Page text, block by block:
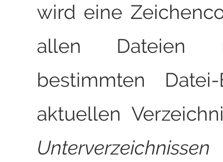
wird eine
allen Dateien
bestimmten
aktuellen
Unterverzeichnissen